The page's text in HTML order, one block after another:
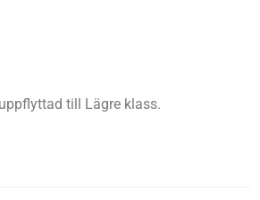
till Lägre klass.